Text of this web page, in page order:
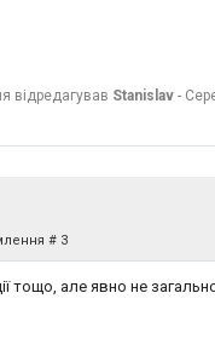
відредагував Stanislav -
# 3
тощо, але явно не